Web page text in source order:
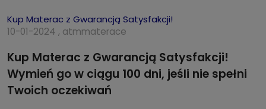
Kup Materac z Gwarancją Satysfakcji!
10-01-2024 , atmmaterace
Kup Materac z Gwarancją Satysfakcji!
Wymień go w ciągu 100 dni, jeśli nie spełni
Twoich oczekiwań